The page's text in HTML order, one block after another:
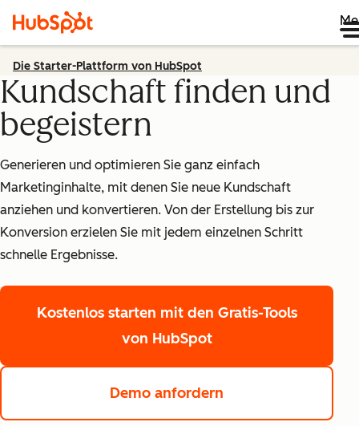
Die Starter-Plattform von HubSpot
Kundschaft finden und
begeistern
Generieren und optimieren Sie ganz einfach
Marketinginhalte, mit denen Sie neue Kundschaft
anziehen und konvertieren. Von der Erstellung bis zur
Konversion erzielen Sie mit jedem einzelnen Schritt
schnelle Ergebnisse.
Kostenlos starten mit den Gratis-Tools
von HubSpot
Demo anfordern